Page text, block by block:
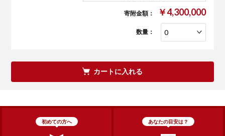
寄附金額： ￥4,300,000
数量：
カートに入れる
初めての方へ あなたの目安は？